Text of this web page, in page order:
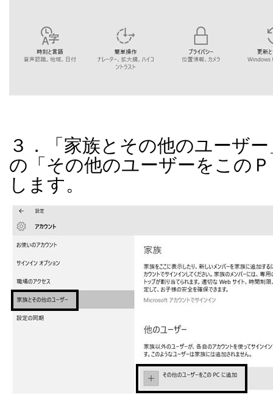
３．「家族とその他のユーザ
の「その他のユーザーをこの
します。